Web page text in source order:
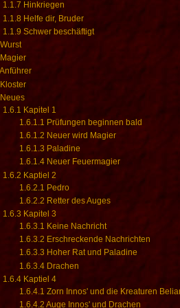
1.1.7 Hinkriegen
1.1.8 Helfe dir, Bruder
1.1.9 Schwer beschäftigt
Wurst
Magier
Anführer
Kloster
Neues
1.6.1 Kapitel 1
1.6.1.1 Prüfungen beginnen bald
1.6.1.2 Neuer wird Magier
1.6.1.3 Paladine
1.6.1.4 Neuer Feuermagier
1.6.2 Kaptiel 2
1.6.2.1 Pedro
1.6.2.2 Retter des Auges
1.6.3 Kapitel 3
1.6.3.1 Keine Nachricht
1.6.3.2 Erschreckende Nachrichten
1.6.3.3 Hoher Rat und Paladine
1.6.3.4 Drachen
1.6.4 Kaptiel 4
1.6.4.1 Zorn Innos' und die Kreaturen
1.6.4.2 Auge Innos' und Drachen